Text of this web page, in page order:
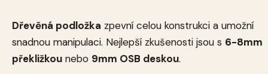
Dřevěná podložka zpevní celou konstrukci a umožní
snadnou manipulaci. Nejlepší zkušenosti jsou s 6-8mm
překližkou nebo 9mm OSB deskou.